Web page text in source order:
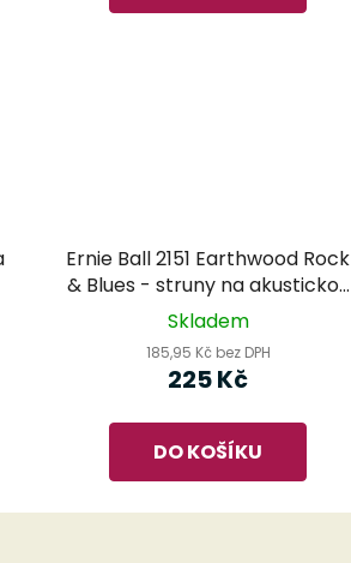
Ernie Ball 2151 Earthwood Rock
& Blues - struny na akustickou
kytaru
Skladem
185,95 Kč bez DPH
225 Kč
DO KOŠÍKU